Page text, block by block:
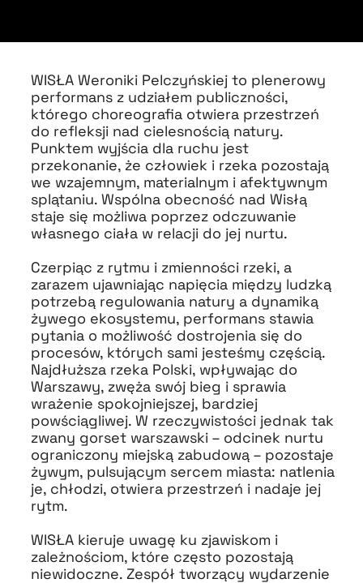
WISŁA Weroniki Pelczyńskiej to plenerowy
performans z udziałem publiczności,
którego choreografia otwiera przestrzeń
do refleksji nad cielesnością natury.
Punktem wyjścia dla ruchu jest
przekonanie, że człowiek i rzeka pozostają
we wzajemnym, materialnym i afektywnym
splątaniu. Wspólna obecność nad Wisłą
staje się możliwa poprzez odczuwanie
własnego ciała w relacji do jej nurtu.
Czerpiąc z rytmu i zmienności rzeki, a
zarazem ujawniając napięcia między ludzką
potrzebą regulowania natury a dynamiką
żywego ekosystemu, performans stawia
pytania o możliwość dostrojenia się do
procesów, których sami jesteśmy częścią.
Najdłuższa rzeka Polski, wpływając do
Warszawy, zwęża swój bieg i sprawia
wrażenie spokojniejszej, bardziej
powściągliwej. W rzeczywistości jednak tak
zwany gorset warszawski – odcinek nurtu
ograniczony miejską zabudową – pozostaje
żywym, pulsującym sercem miasta: natlenia
je, chłodzi, otwiera przestrzeń i nadaje jej
rytm.
WISŁA kieruje uwagę ku zjawiskom i
zależnościom, które często pozostają
niewidoczne. Zespół tworzący wydarzenie